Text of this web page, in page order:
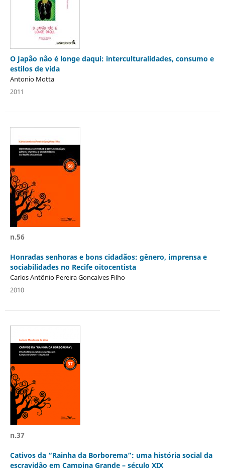
O Japão não é longe daqui: interculturalidades, consumo e
estilos de vida
Antonio Motta
2011
n.56
Honradas senhoras e bons cidadãos: gênero, imprensa e
sociabilidades no Recife oitocentista
Carlos Antônio Pereira Goncalves Filho
2010
n.37
Cativos da “Rainha da Borborema”: uma história social da
escravidão em Campina Grande – século XIX